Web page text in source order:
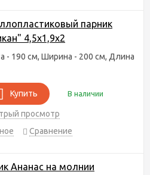
парник
4,5х1,9х2
- 190 см, Ширина - 200 см, Длина
Купить В наличии
просмотр
Сравнение
Ананас на молнии